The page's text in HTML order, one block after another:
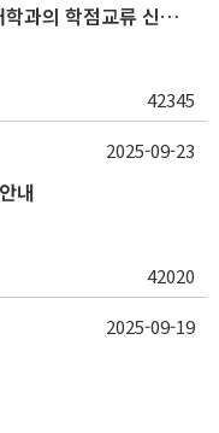
2025학년도 동계 계절학기 국내 타 대학과의 학점교류 신청 안내
42345
내
42020
2025-09-23
2025-09-19